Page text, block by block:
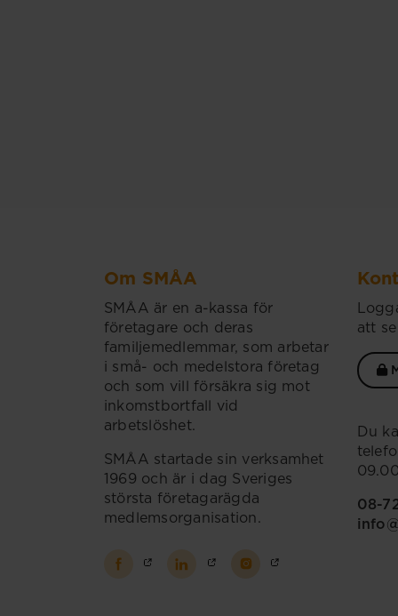
Om SMÅA
SMÅA är en a-kassa för
företagare och deras
familjemedlemmar, som arbetar
i små- och medelstora företag
och som vill försäkra sig mot
inkomstbortfall vid
arbetslöshet.
SMÅA startade sin verksamhet
1969 och är i dag Sveriges
största företagarägda
medlemsorganisation.
att
Du
08-